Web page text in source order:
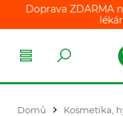
Doprava ZDARMA
Domů Kosmetika,